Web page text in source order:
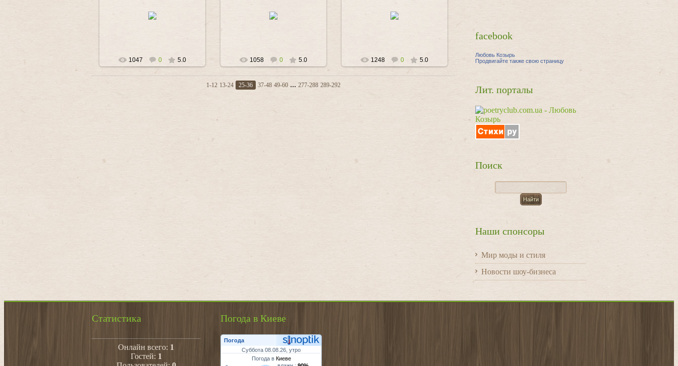
1047 0 5.0 1058 0 5.0 1248 0 5.0
1-12 13-24 25-36 37-48 49-60 ... 277-288 289-292
facebook
Любовь Козырь
Продвигайте также свою страницу
Лит. порталы
Поиск
Наши спонсоры
Мир моды и стиля
Новости шоу-бизнеса
Статистика
Онлайн всего: 1
Гостей: 1
Погода в Киеве
Погода
Суббота 08.08.26, утро
Погода в Киеве